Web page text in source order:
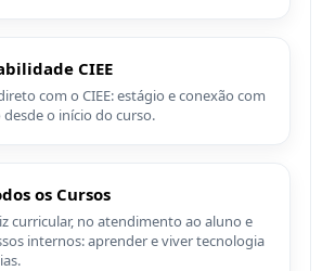
CIEE
com o CIEE: estágio e conexão com
o início do curso.
os Cursos
curricular, no atendimento ao aluno e
internos: aprender e viver tecnologia